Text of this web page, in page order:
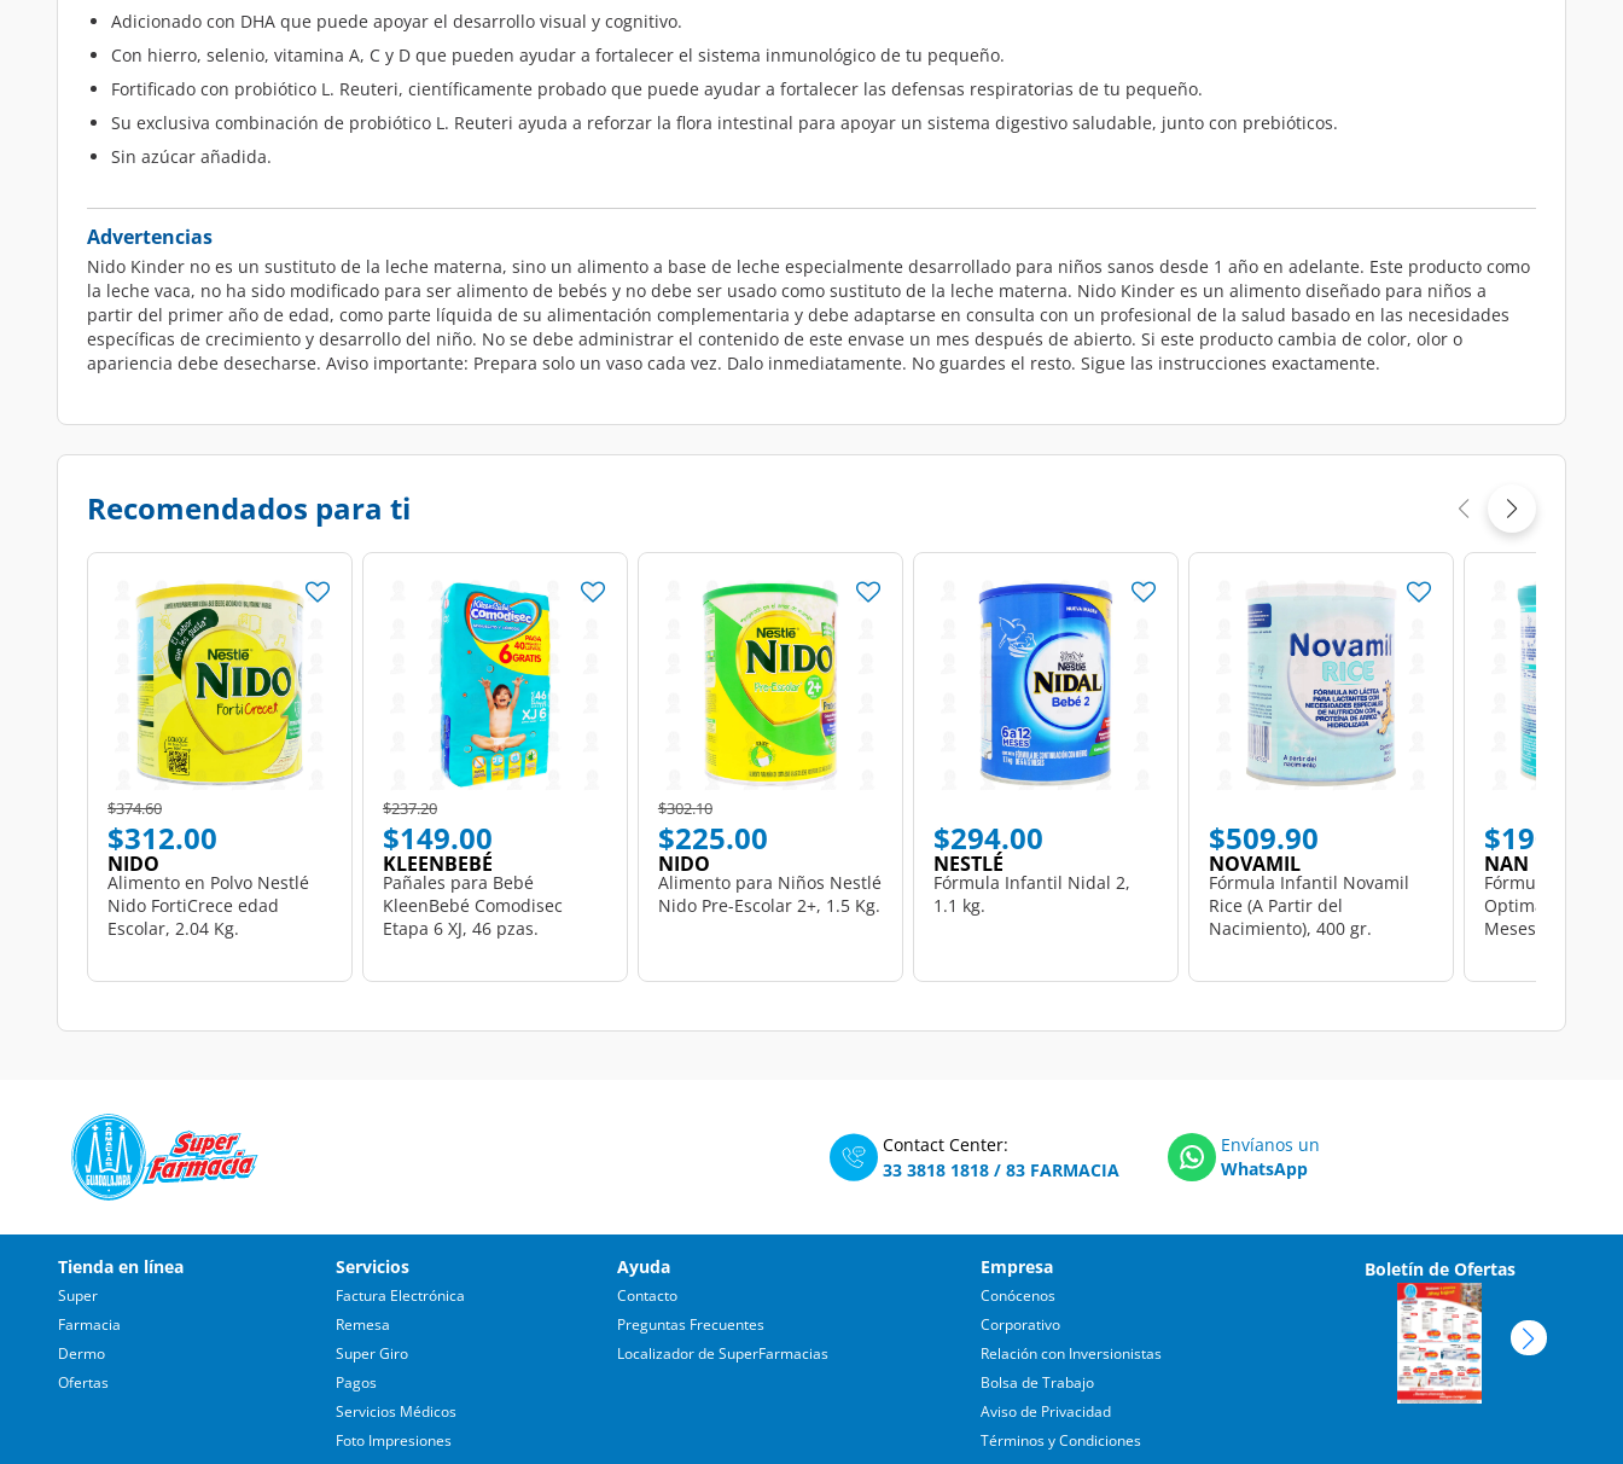
Adicionado con DHA que puede apoyar el desarrollo visual y cognitivo.
Con hierro, selenio, vitamina A, C y D que pueden ayudar a fortalecer el sistema inmunológico de tu pequeño.
Fortificado con probiótico L. Reuteri, científicamente probado que puede ayudar a fortalecer las defensas respiratorias de tu pequeño.
Su exclusiva combinación de probiótico L. Reuteri ayuda a reforzar la flora intestinal para apoyar un sistema digestivo saludable, junto con prebióticos.
Sin azúcar añadida.
Advertencias
Nido Kinder no es un sustituto de la leche materna, sino un alimento a base de leche especialmente desarrollado para niños sanos desde 1 año en adelante. Este producto como
la leche vaca, no ha sido modificado para ser alimento de bebés y no debe ser usado como sustituto de la leche materna. Nido Kinder es un alimento diseñado para niños a
partir del primer año de edad, como parte líquida de su alimentación complementaria y debe adaptarse en consulta con un profesional de la salud basado en las necesidades
específicas de crecimiento y desarrollo del niño. No se debe administrar el contenido de este envase un mes después de abierto. Si este producto cambia de color, olor o
apariencia debe desecharse. Aviso importante: Prepara solo un vaso cada vez. Dalo inmediatamente. No guardes el resto. Sigue las instrucciones exactamente.
Recomendados para ti
Price reduced from
$374.60to
$312.00
NIDO
Alimento en Polvo Nestlé
Nido FortiCrece edad
Escolar, 2.04 Kg.
Price reduced from
$237.20to
$149.00
KLEENBEBÉ
Pañales para Bebé
KleenBebé Comodisec
Etapa 6 XJ, 46 pzas.
Price reduced from
$302.10to
$225.00
NIDO
Alimento para Niños Nestlé
Nido Pre-Escolar 2+, 1.5 Kg.
$294.00
NESTLÉ
Fórmula Infantil Nidal 2,
1.1 kg.
$509.90
NOVAMIL
Fórmula Infantil Novamil
Rice (A Partir del
Nacimiento), 400 gr.
$190.00
NAN
Fórmula Infantil
Optimal Pro de
Meses, 360 gr.
Contact Center:
33 3818 1818 / 83 FARMACIA
Envíanos un
WhatsApp
Tienda en línea
Super
Farmacia
Dermo
Ofertas
Servicios
Factura Electrónica
Remesa
Super Giro
Pagos
Servicios Médicos
Foto Impresiones
Ayuda
Contacto
Preguntas Frecuentes
Localizador de SuperFarmacias
Empresa
Conócenos
Corporativo
Relación con Inversionistas
Bolsa de Trabajo
Aviso de Privacidad
Términos y Condiciones
Boletín de Ofertas